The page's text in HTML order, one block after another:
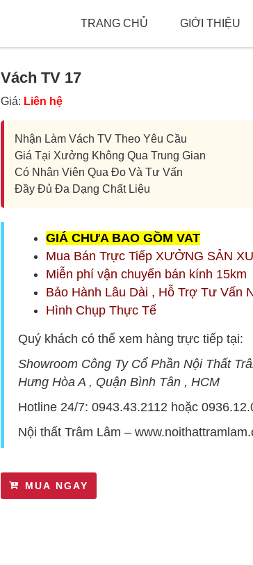
TRANG CHỦ GIỚI THIỆU
Vách TV 17
Giá: Liên hệ
Nhận Làm Vách TV Theo Yêu Cầu
Giá Tại Xưởng Không Qua Trung Gian
Có Nhân Viên Qua Đo Và Tư Vấn
Đầy Đủ Đa Dạng Chất Liệu
GIÁ CHƯA BAO GỒM VAT
Mua Bán Trực Tiếp XƯỞNG SẢN
Miễn phí vận chuyển bán kính 15km
Bảo Hành Lâu Dài , Hỗ Trợ Tư Vấn
Hình Chụp Thực Tế
Quý khách có thể xem hàng trực tiếp tại:
Showroom Công Ty Cổ Phần Nội Thất
Hưng Hòa A , Quận Bình Tân , HCM
Hotline 24/7: 0943.43.2112 hoặc
Nội thất Trâm Lâm –
MUA NGAY